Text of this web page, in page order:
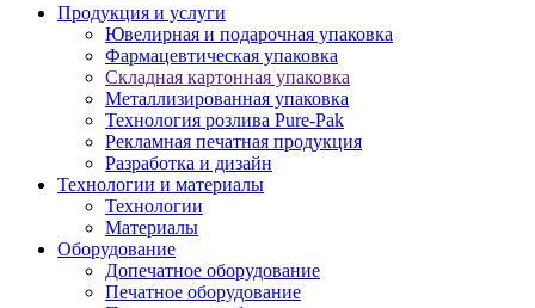
Продукция и услуги
Ювелирная и подарочная упаковка
Фармацевтическая упаковка
Складная картонная упаковка
Металлизированная упаковка
Технология розлива Pure-Pak
Рекламная печатная продукция
Разработка и дизайн
Технологии и материалы
Технологии
Материалы
Оборудование
Допечатное оборудование
Печатное оборудование